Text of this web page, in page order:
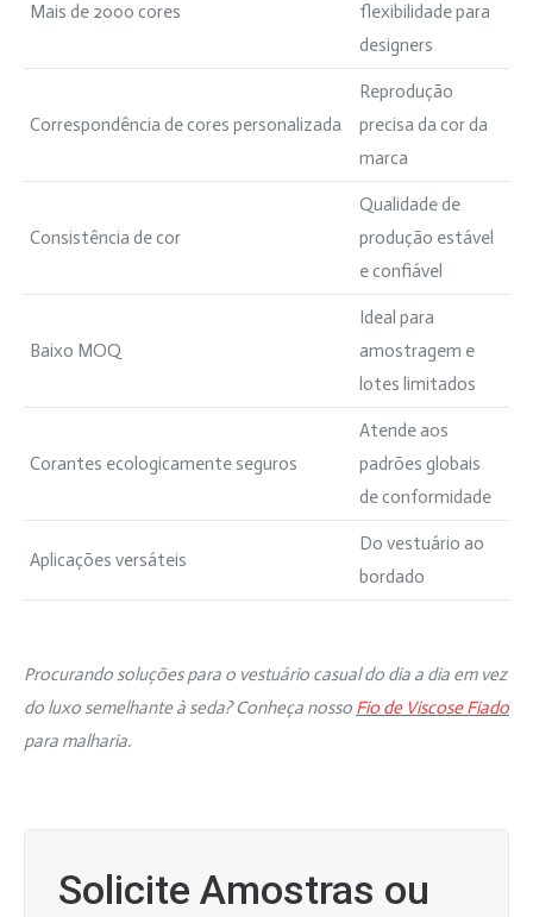
Mais de 2000 cores
flexibilidade para
designers
Correspondência de cores personalizada
Reprodução
precisa da cor da
marca
Consistência de cor
Qualidade de
produção estável
e confiável
Baixo MOQ
Ideal para
amostragem e
lotes limitados
Corantes ecologicamente seguros
Atende aos
padrões globais
de conformidade
Aplicações versáteis
Do vestuário ao
bordado
Procurando soluções para o vestuário casual do dia a dia em vez
do luxo semelhante à seda? Conheça nosso Fio de Viscose Fiado
para malharia.
Solicite Amostras ou